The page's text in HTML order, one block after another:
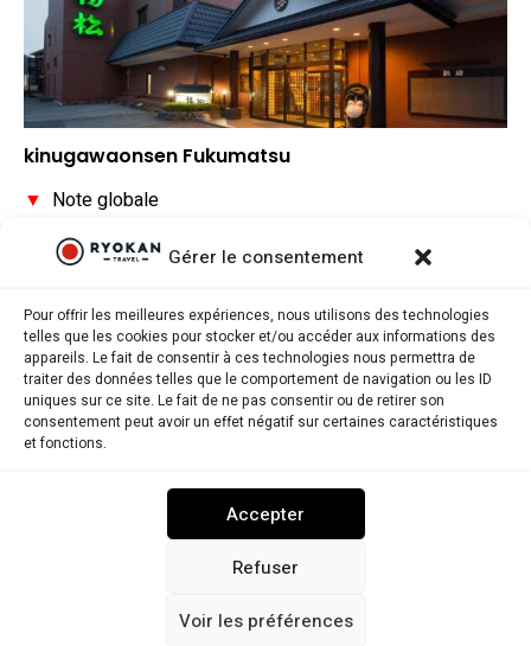
Gérer le consentement
Pour offrir les meilleures expériences, nous utilisons des technologies
telles que les cookies pour stocker et/ou accéder aux informations des
appareils. Le fait de consentir à ces technologies nous permettra de
traiter des données telles que le comportement de navigation ou les ID
uniques sur ce site. Le fait de ne pas consentir ou de retirer son
consentement peut avoir un effet négatif sur certaines caractéristiques
et fonctions.
Accepter
Refuser
Voir les préférences
kinugawaonsen Fukumatsu
▼ Note globale
Rapport qualité/prix
Ryokantravel.fr © Copyright 2025. Tous droits réservés.
MENTIONS LÉGALES POLITIQUE DE CONFIDENTIALITÉ
POLITIQUE DE COOKIES (UE) NOUS CONTACTER
RYOKANTRAVEL USA